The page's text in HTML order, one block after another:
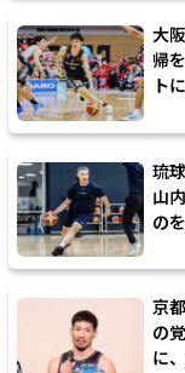
大
帰
ト
琉
山
の
京
の
に